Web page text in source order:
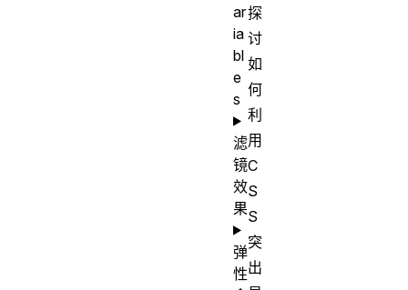
探
讨
如
何
利
用
C
S
S
突
出
ar
ia
bl
e
s
滤
镜
效
果
弹
性